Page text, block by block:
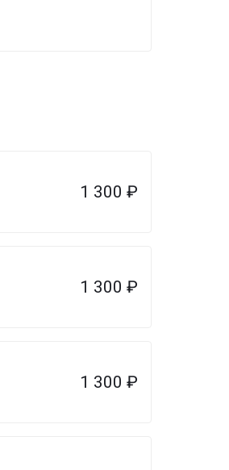
1 300 ₽
1 300 ₽
1 300 ₽